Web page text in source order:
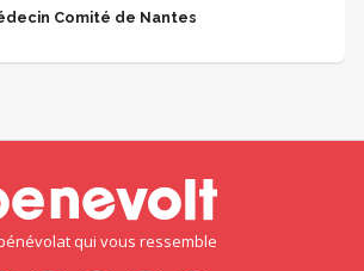
Comité de Nantes
qui vous ressemble